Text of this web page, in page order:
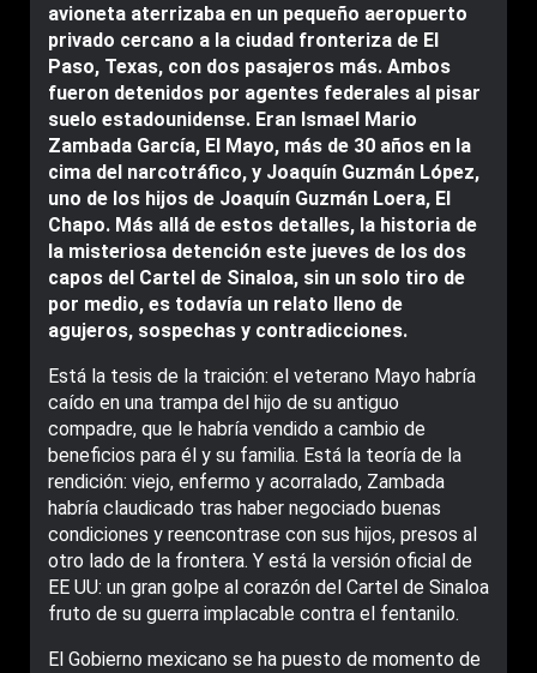
avioneta aterrizaba en un pequeño aeropuerto
privado cercano a la ciudad fronteriza de El
Paso, Texas, con dos pasajeros más. Ambos
fueron detenidos por agentes federales al pisar
suelo estadounidense. Eran Ismael Mario
Zambada García, El Mayo, más de 30 años en la
cima del narcotráfico, y Joaquín Guzmán López,
uno de los hijos de Joaquín Guzmán Loera, El
Chapo. Más allá de estos detalles, la historia de
la misteriosa detención este jueves de los dos
capos del Cartel de Sinaloa, sin un solo tiro de
por medio, es todavía un relato lleno de
agujeros, sospechas y contradicciones.
Está la tesis de la traición: el veterano Mayo habría
caído en una trampa del hijo de su antiguo
compadre, que le habría vendido a cambio de
beneficios para él y su familia. Está la teoría de la
rendición: viejo, enfermo y acorralado, Zambada
habría claudicado tras haber negociado buenas
condiciones y reencontrase con sus hijos, presos al
otro lado de la frontera. Y está la versión oficial de
EE UU: un gran golpe al corazón del Cartel de Sinaloa
fruto de su guerra implacable contra el fentanilo.
El Gobierno mexicano se ha puesto de momento de